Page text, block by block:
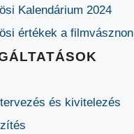
Kalendárium 2024
értékek a filmvásznon
és kivitelezés